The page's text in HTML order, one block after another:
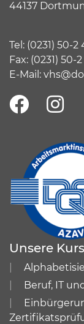
44137
Tel: (0231) 50-2
Fax: (0231) 50-2
E-Mail:
Unsere
Beruf, IT